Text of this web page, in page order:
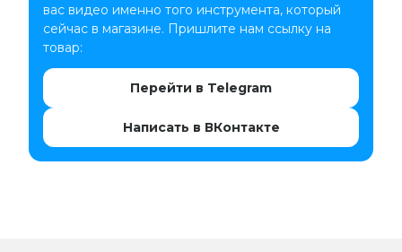
вас видео именно того инструмента, который
сейчас в магазине. Пришлите нам ссылку на
товар:
Перейти в Telegram
Написать в ВКонтакте